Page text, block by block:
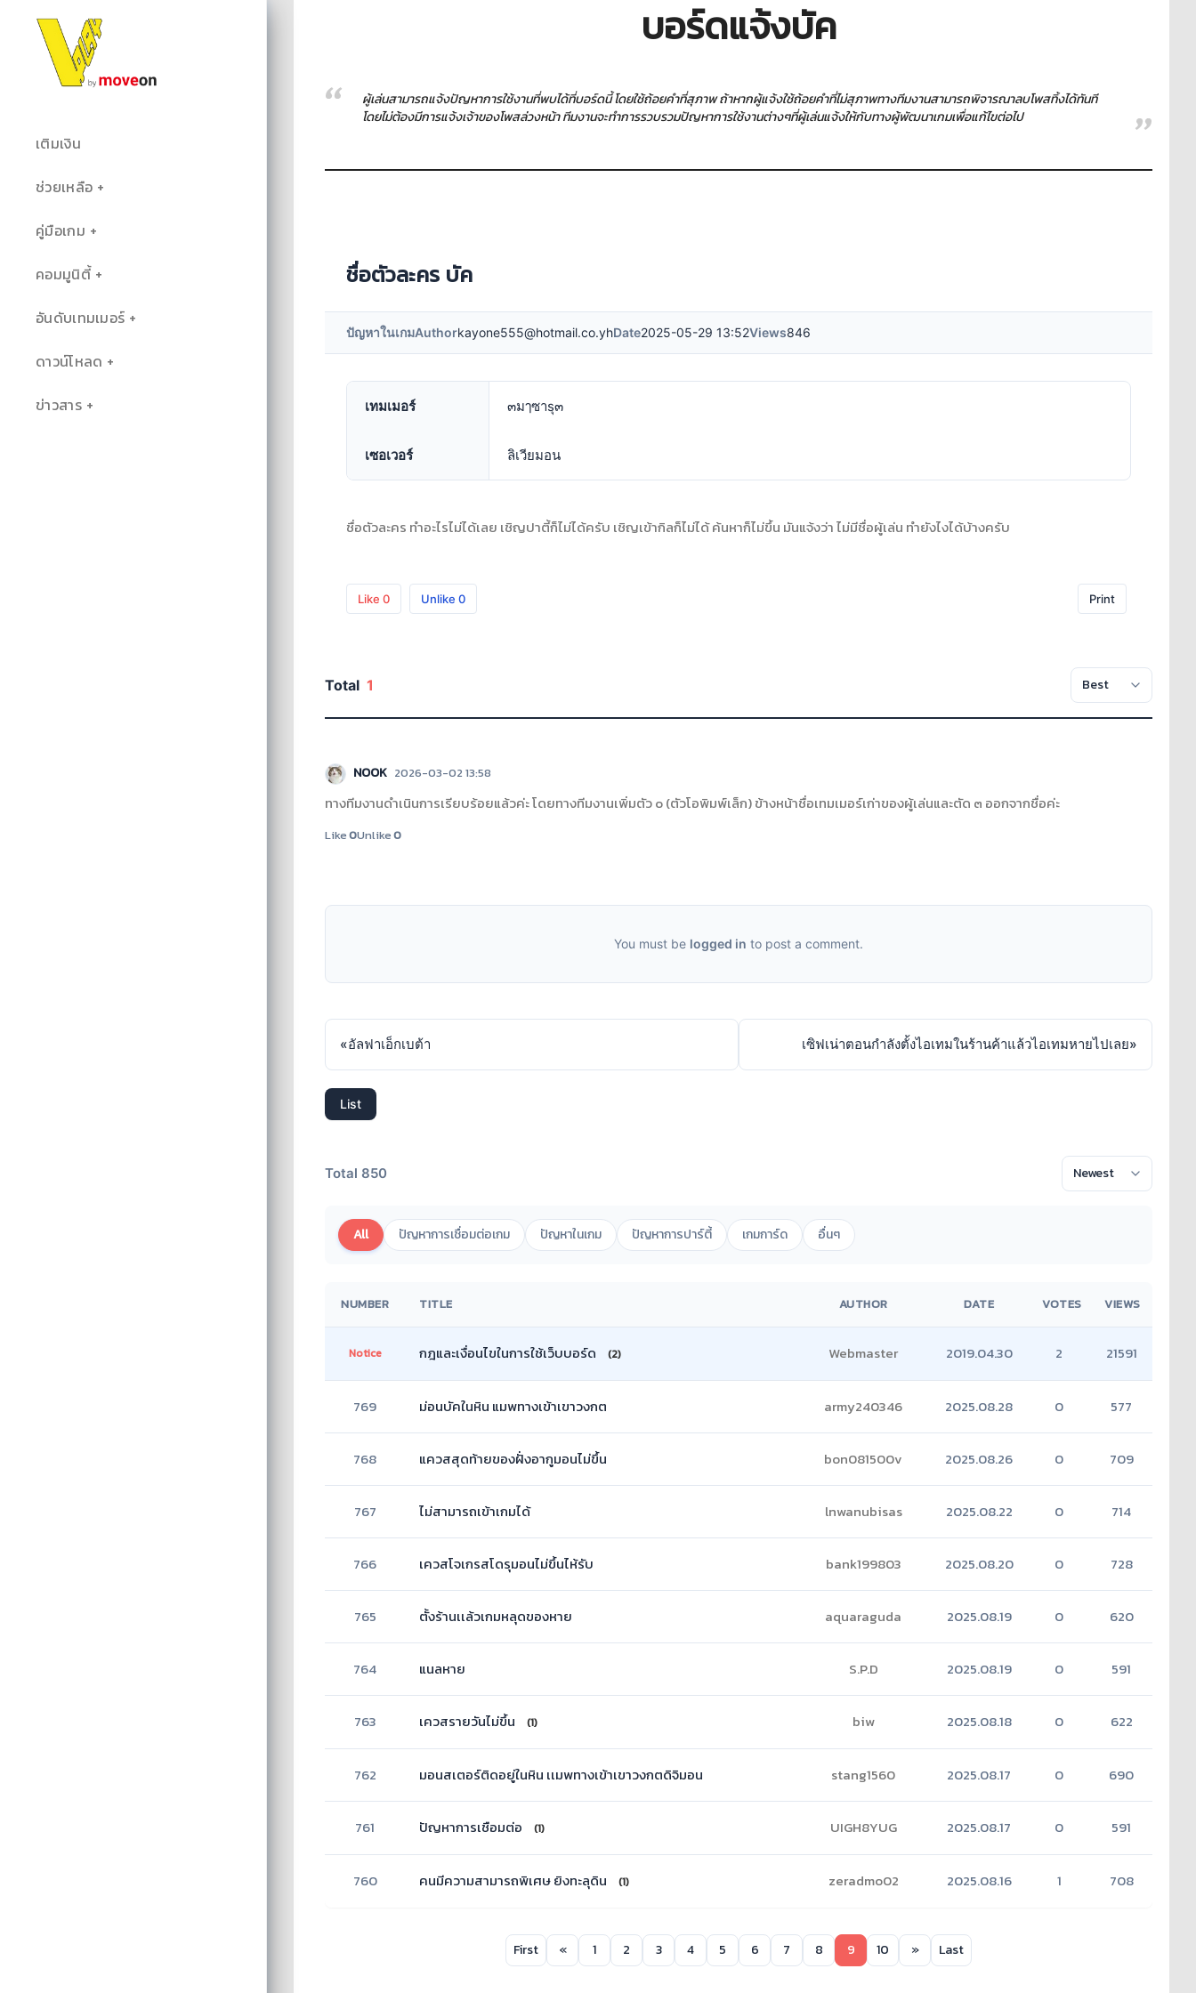
เติมเงิน
ช่วยเหลือ
คู่มือเกม
คอมมูนิตี้
อันดับเทมเมอร์
ดาวน์โหลด
ข่าวสาร
บอร์ดแจ้งบัค
ผู้เล่นสามารถแจ้งปัญหาการใช้งานที่พบได้ที่บอร์ดนี้ โดยใช้ถ้อยคำที่สุภาพ ถ้าหากผู้แจ้งใช้ถ้อยคำที่ไม่สุภาพทางทีมงานสามารถพิจารณาลบโพสทิ้งได้ทันที
โดยไม่ต้องมีการแจ้งเจ้าของโพสล่วงหน้า ทีมงานจะทำการรวบรวมปัญหาการใช้งานต่างๆที่ผู้เล่นแจ้งให้กับทางผู้พัฒนาเกมเพื่อแก้ไขต่อไป
ชื่อตัวละคร บัค
ปัญหาในเกมAuthorkayone555@hotmail.co.yhDate2025-05-29 13:52Views846
เทมเมอร์ ๓มๅซาsุ๓
เซอเวอร์ ลิเวียมอน
ชื่อตัวละคร ทำอะไรไม่ได้เลย เชิญปาตี้ก็ไม่ได้ครับ เชิญเข้ากิลก็ไม่ได้ ค้นหาก็ไม่ขึ้น มันแจ้งว่า ไม่มีชื่อผู้เล่น ทำยังไงได้บ้างครับ
Like 0 Unlike 0 Print
Total 1
NOOK 2026-03-02 13:58
ทางทีมงานดำเนินการเรียบร้อยแล้วค่ะ โดยทางทีมงานเพิ่มตัว o (ตัวโอพิมพ์เล็ก) ข้างหน้าชื่อเทมเมอร์เก่าของผู้เล่นและตัด ๓ ออกจากชื่อค่ะ
Like0Unlike0
You must be logged in to post a comment.
«อัลฟาเอ็กเบต้า เซิฟเน่าตอนกำลังตั้งไอเทมในร้านค้าแล้วไอเทมหายไปเลย»
List
Total 850
All ปัญหาการเชื่อมต่อเกม ปัญหาในเกม ปัญหาการปาร์ตี้ เกมการ์ด อื่นๆ
NUMBER TITLE AUTHOR DATE VOTES VIEWS
Notice กฎและเงื่อนไขในการใช้เว็บบอร์ด (2) Webmaster 2019.04.30 2 21591
769 ม่อนบัคในหิน แมพทางเข้าเขาวงกต army240346 2025.08.28 0 577
768 แควสสุดท้ายของฝั่งอากูมอนไม่ขึ้น bon081500v 2025.08.26 0 709
767 ไม่สามารถเข้าเกมได้ lnwanubisas 2025.08.22 0 714
766 เควสโจเกรสโดรุมอนไม่ขึ้นไห้รับ bank199803 2025.08.20 0 728
765 ตั้งร้านเเล้วเกมหลุดของหาย aquaraguda 2025.08.19 0 620
764 แนลหาย S.P.D 2025.08.19 0 591
763 เควสรายวันไม่ขึ้น (1) biw 2025.08.18 0 622
762 มอนสเตอร์ติดอยู่ในหิน เเมพทางเข้าเขาวงกตดิจิมอน stang1560 2025.08.17 0 690
761 ปัญหาการเชือมต่อ (1) UIGH8YUG 2025.08.17 0 591
760 คนมีความสามารถพิเศษ ยิงทะลุดิน (1) zeradmo02 2025.08.16 1 708
First « 1 2 3 4 5 6 7 8 9 10 » Last